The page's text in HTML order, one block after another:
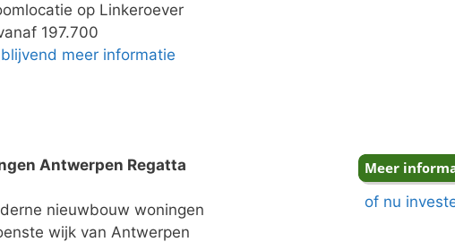
op Linkeroever
197.700
meer informatie
Antwerpen Regatta
nieuwbouw woningen
wijk van Antwerpen
of nu